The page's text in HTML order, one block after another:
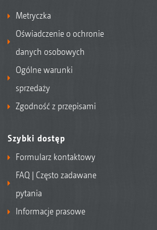
Metryczka
Oświadczenie o ochronie
danych osobowych
Ogólne warunki
sprzedaży
Zgodność z przepisami
Szybki dostęp
Formularz kontaktowy
FAQ | Często zadawane
pytania
Informacje prasowe